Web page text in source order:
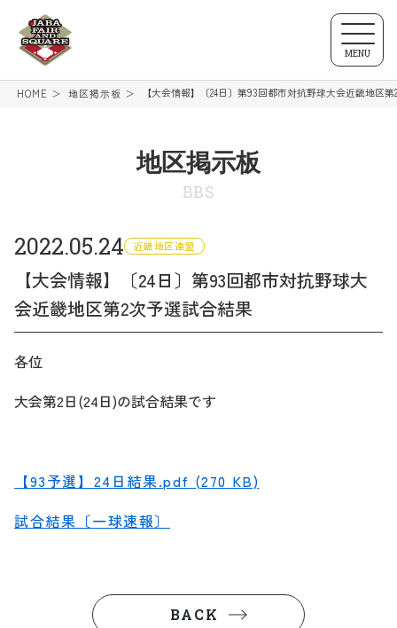
MENU
HOME 地区掲示板 【大会情報】〔24日〕第93回都市対抗野球大会近畿地区
地区掲示板
BBS
2022.05.24 近畿地区連盟
【大会情報】〔24日〕第93回都市対抗野球大
会近畿地区第2次予選試合結果
各位
大会第2日(24日)の試合結果です
【93予選】24日結果.pdf (270 KB)
試合結果〔一球速報〕
BACK